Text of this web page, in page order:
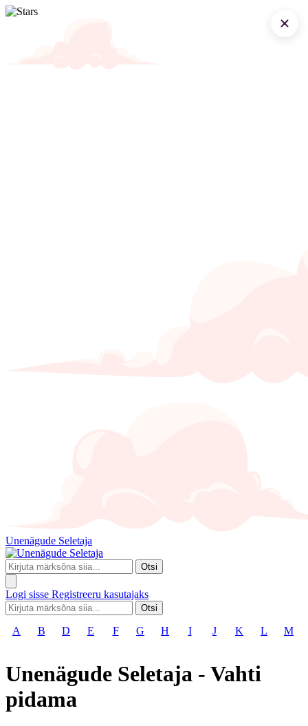
Unenägude Seletaja
Otsi
Logi sisse Registreeru kasutajaks
Otsi
A B D E F G H I J K L M
Unenägude Seletaja - Vahti
pidama